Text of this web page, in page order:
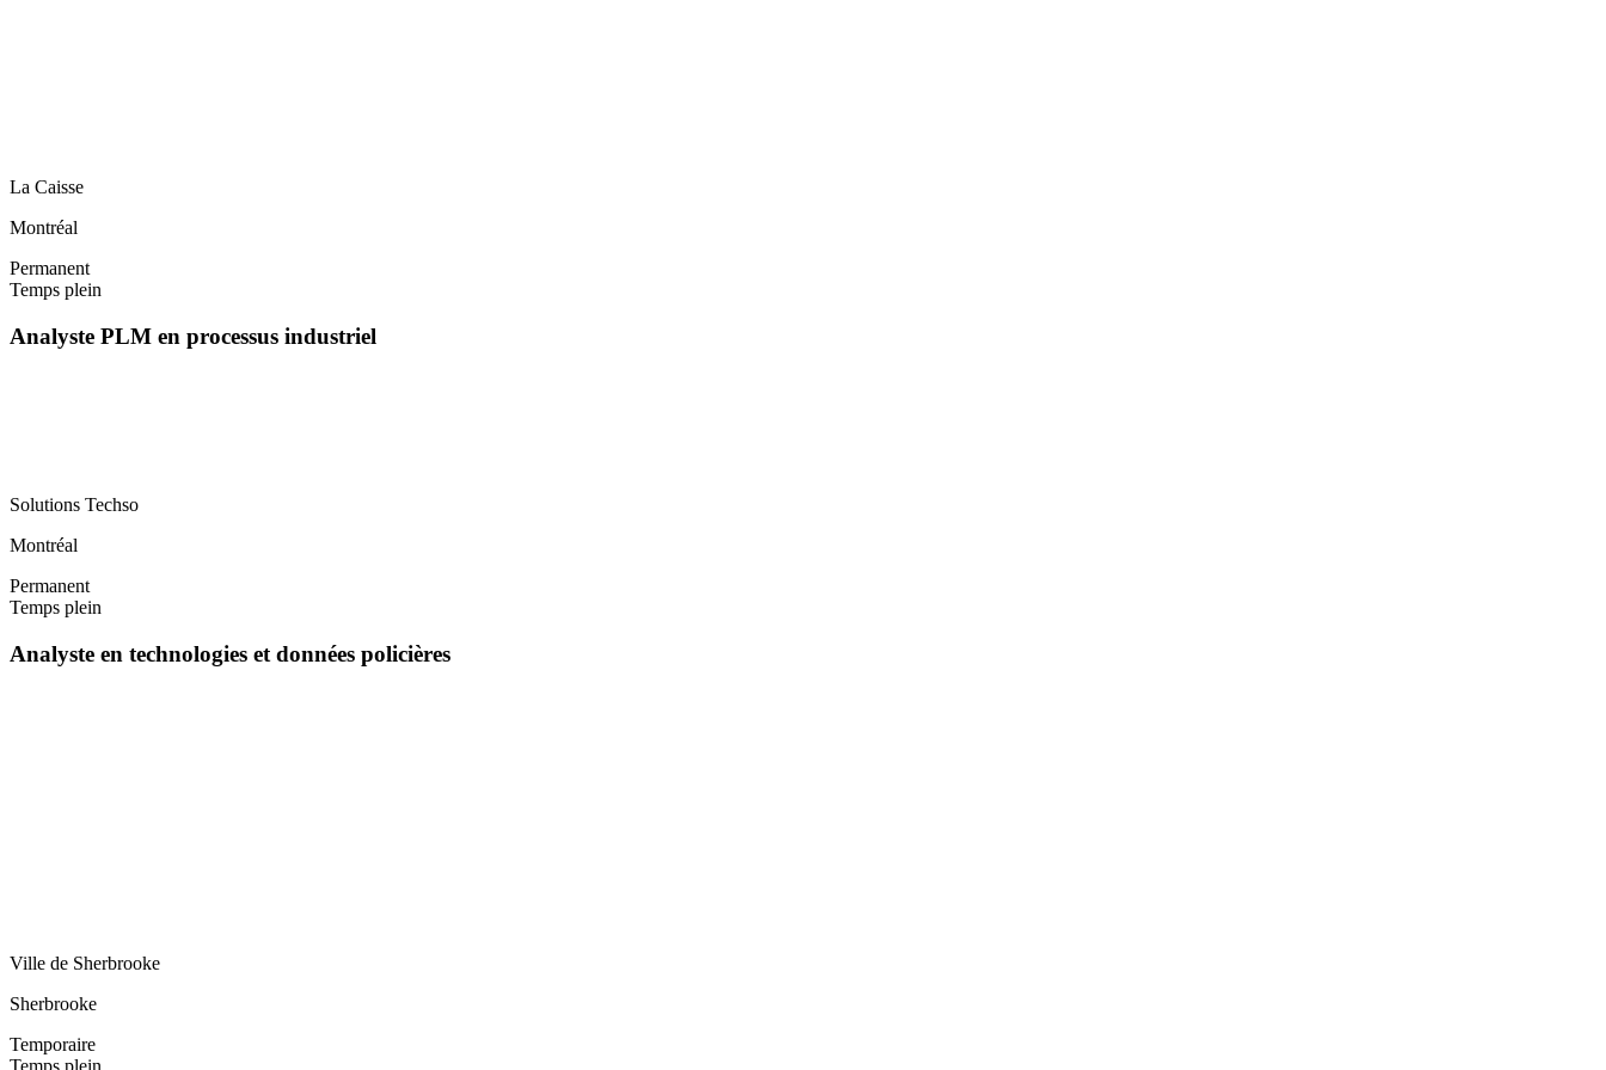
La Caisse
Montréal
Permanent
Temps plein
Analyste PLM en processus industriel
Solutions Techso
Montréal
Permanent
Temps plein
Analyste en technologies et données policières
Ville de Sherbrooke
Sherbrooke
Temporaire
Temps plein